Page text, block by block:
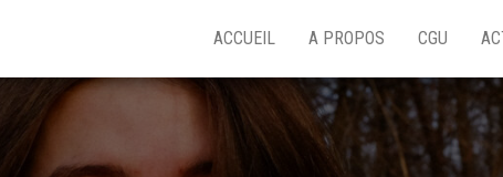
ACCUEIL A PROPOS CGU